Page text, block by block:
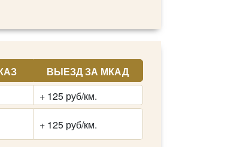
ВЫЕЗД ЗА МКАД
+ 125 руб/км.
+ 125 руб/км.